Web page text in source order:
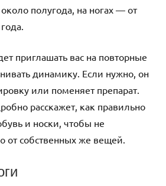
полугода, на ногах — от
приглашать вас на повторные
динамику. Если нужно, он
или поменяет препарат.
расскажет, как правильно
и носки, чтобы не
от собственных же вещей.